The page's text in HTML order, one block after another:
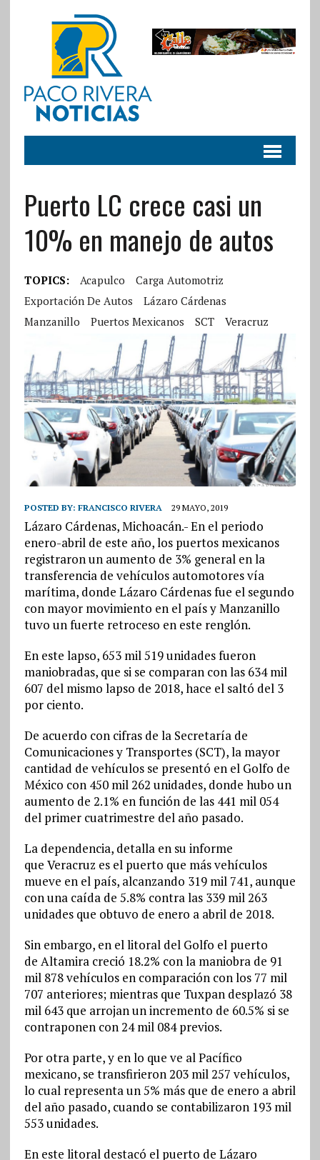
Puerto LC crece casi un
10% en manejo de autos
TOPICS: Acapulco
Carga Automotriz
Exportación De Autos
Lázaro Cárdenas
Manzanillo
Puertos Mexicanos SCT Veracruz
POSTED BY: FRANCISCO RIVERA 29 MAYO, 2019
Lázaro Cárdenas, Michoacán.- En el periodo
enero-abril de este año, los puertos mexicanos
registraron un aumento de 3% general en la
transferencia de vehículos automotores vía
marítima, donde Lázaro Cárdenas fue el segundo
con mayor movimiento en el país y Manzanillo
tuvo un fuerte retroceso en este renglón.
En este lapso, 653 mil 519 unidades fueron
maniobradas, que si se comparan con las 634 mil
607 del mismo lapso de 2018, hace el saltó del 3
por ciento.
De acuerdo con cifras de la Secretaría de
Comunicaciones y Transportes (SCT), la mayor
cantidad de vehículos se presentó en el Golfo de
México con 450 mil 262 unidades, donde hubo un
aumento de 2.1% en función de las 441 mil 054
del primer cuatrimestre del año pasado.
La dependencia, detalla en su informe
que Veracruz es el puerto que más vehículos
mueve en el país, alcanzando 319 mil 741, aunque
con una caída de 5.8% contra las 339 mil 263
unidades que obtuvo de enero a abril de 2018.
Sin embargo, en el litoral del Golfo el puerto
de Altamira creció 18.2% con la maniobra de 91
mil 878 vehículos en comparación con los 77 mil
707 anteriores; mientras que Tuxpan desplazó 38
mil 643 que arrojan un incremento de 60.5% si se
contraponen con 24 mil 084 previos.
Por otra parte, y en lo que ve al Pacífico
mexicano, se transfirieron 203 mil 257 vehículos,
lo cual representa un 5% más que de enero a abril
del año pasado, cuando se contabilizaron 193 mil
553 unidades.
En este litoral destacó el puerto de Lázaro